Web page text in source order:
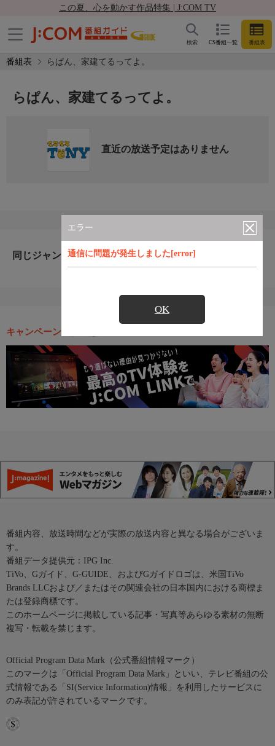
この夏、心を動かす作品特集 | J:COM TV
CS番組一覧 番組表
検索
番組表 らぱん、家建てるってよ。
エラー
通信に問題が発生しました[error]
OK
らぱん、家建てるってよ。
直近の放送予定はありません
同じジャンルのおすすめ番組
キャンペーン・お得な情報
番組内容、放送時間などが実際の放送内容と異なる場合がございま
す。
番組データ提供元：IPG Inc.
TiVo、Gガイド、G-GUIDE、およびGガイドロゴは、米国TiVo
Brands LLCおよび／またはその関連会社の日本国内における商標ま
たは登録商標です。
このホームページに掲載している記事・写真等あらゆる素材の無断
複写・転載を禁じます。
Official Program Data Mark（公式番組情報マーク）
このマークは「Official Program Data Mark」といい、テレビ番組の公
式情報である「SI(Service Information)情報」を利用したサービスに
のみ表記が許されているマークです。